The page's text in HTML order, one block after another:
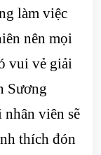
làm việc
nên mọi
vui vẻ giải
Sương
viên sẽ
thích đón